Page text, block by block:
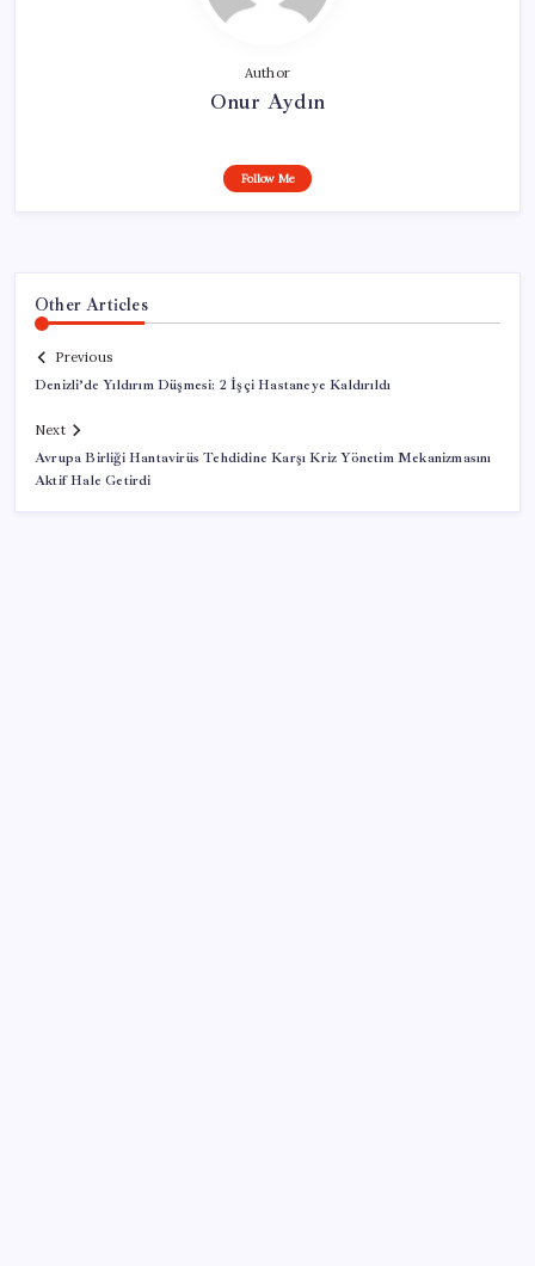
Author
Onur Aydın
Follow Me
Other Articles
Previous
Denizli’de Yıldırım Düşmesi: 2 İşçi Hastaneye Kaldırıldı
Next
Avrupa Birliği Hantavirüs Tehdidine Karşı Kriz Yönetim Mekanizmasını
Aktif Hale Getirdi